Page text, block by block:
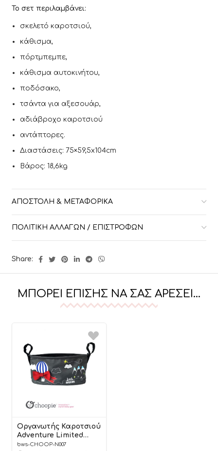
Το σετ περιλαμβάνει:
σκελετό καροτσιού,
κάθισμα,
πόρτμπεμπε,
κάθισμα αυτοκινήτου,
ποδόσακο,
τσάντα για αξεσουάρ,
αδιάβροχο καροτσιού
αντάπτορες.
Διαστάσεις: 75×59,5x104cm
Βάρος: 18,6kg
ΑΠΟΣΤΟΛΉ & ΜΕΤΑΦΟΡΙΚΆ
ΠΟΛΙΤΙΚΉ ΑΛΛΑΓΏΝ / ΕΠΙΣΤΡΟΦΏΝ
Share:
ΜΠΟΡΕΊ ΕΠΊΣΗΣ ΝΑ ΣΑΣ ΑΡΈΣΕΙ…
Οργανωτής Καροτσιού
Adventure Limited
Edition – Choopie
bws-CHOOP-N007